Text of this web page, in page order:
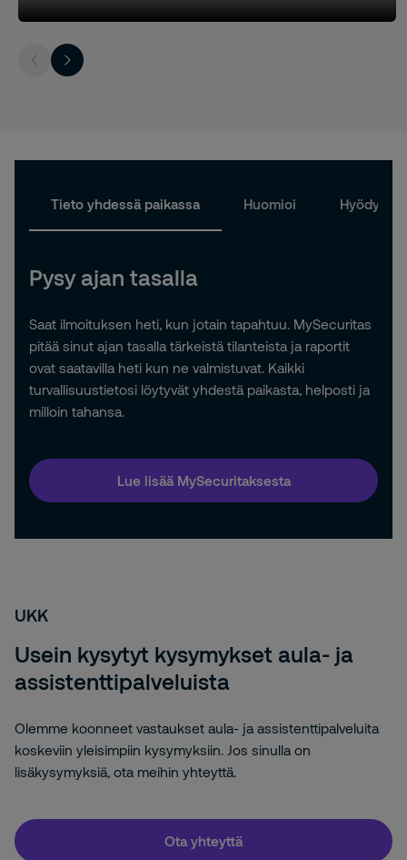
Tieto yhdessä paikassa Huomioi Hyödynnä
Pysy ajan tasalla
Saat ilmoituksen heti, kun jotain tapahtuu. MySecuritas
pitää sinut ajan tasalla tärkeistä tilanteista ja raportit
ovat saatavilla heti kun ne valmistuvat. Kaikki
turvallisuustietosi löytyvät yhdestä paikasta, helposti ja
milloin tahansa.
Lue lisää MySecuritaksesta
UKK
Usein kysytyt kysymykset aula- ja
assistenttipalveluista
Olemme koonneet vastaukset aula- ja assistenttipalveluita
koskeviin yleisimpiin kysymyksiin. Jos sinulla on
lisäkysymyksiä, ota meihin yhteyttä.
Ota yhteyttä